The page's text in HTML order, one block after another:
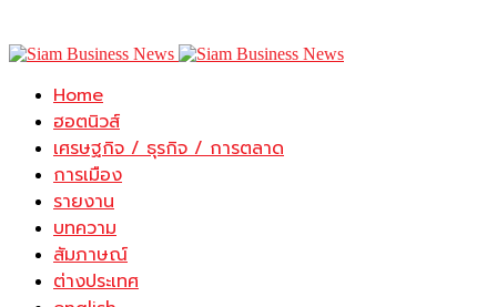
Home
ฮอตนิวส์
เศรษฐกิจ / ธุรกิจ / การตลาด
การเมือง
รายงาน
บทความ
สัมภาษณ์
ต่างประเทศ